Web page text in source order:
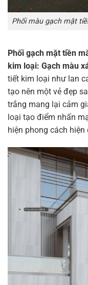
Phối màu gạch mặt
Phối gạch mặt tiền
kim loại: Gạch màu
tiết kim loại như lan
tạo nên một vẻ đẹp
trắng mang lại cảm
loại tạo điểm nhấn
hiện phong cách hiện